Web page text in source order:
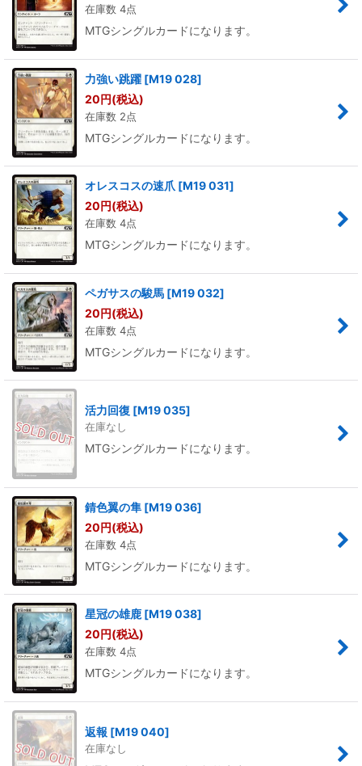
在庫数 4点
MTGシングルカードになります。
力強い跳躍 [M19 028]
20円(税込)
在庫数 2点
MTGシングルカードになります。
オレスコスの速爪 [M19 031]
20円(税込)
在庫数 4点
MTGシングルカードになります。
ペガサスの駿馬 [M19 032]
20円(税込)
在庫数 4点
MTGシングルカードになります。
活力回復 [M19 035]
在庫なし
MTGシングルカードになります。
錆色翼の隼 [M19 036]
20円(税込)
在庫数 4点
MTGシングルカードになります。
星冠の雄鹿 [M19 038]
20円(税込)
在庫数 4点
MTGシングルカードになります。
返報 [M19 040]
在庫なし